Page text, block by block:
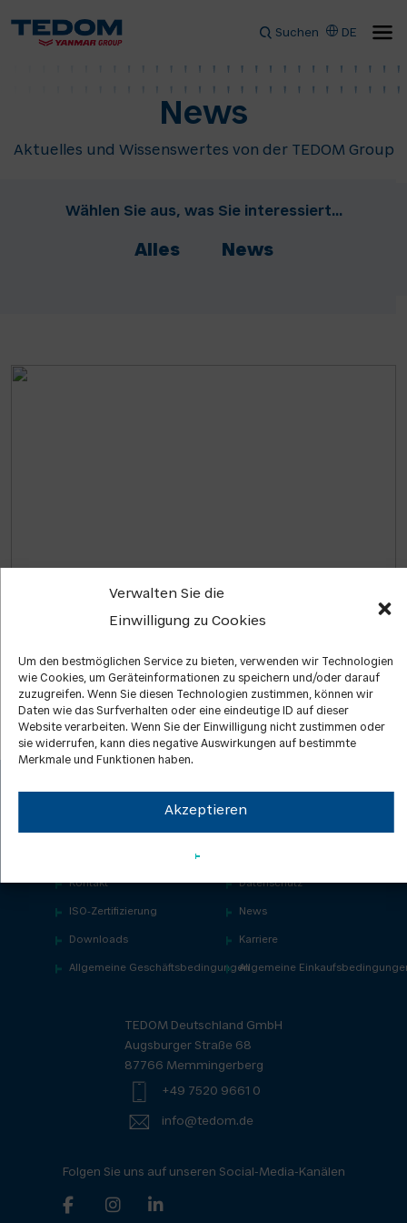
Verwalten Sie die
Einwilligung zu Cookies
Um den bestmöglichen Service zu bieten, verwenden wir Technologien
wie Cookies, um Geräteinformationen zu speichern und/oder darauf
zuzugreifen. Wenn Sie diesen Technologien zustimmen, können wir
Daten wie das Surfverhalten oder eine eindeutige ID auf dieser
Website verarbeiten. Wenn Sie der Einwilligung nicht zustimmen oder
sie widerrufen, kann dies negative Auswirkungen auf bestimmte
Merkmale und Funktionen haben.
Akzeptieren
Suchen DE
News
Aktuelles und Wissenswertes von der TEDOM Group
Wählen Sie aus, was Sie interessiert...
Alles News
Kontakt Datenschutz
ISO-Zertifizierung News
Downloads Karriere
Allgemeine GeschäftsbedingungenAllgemeine
TEDOM Deutschland GmbH
Augsburger Straße 68
87766 Memmingerberg
+49 7520 9661 0
info@tedom.de
Folgen Sie uns auf unseren Social-Media-Kanälen